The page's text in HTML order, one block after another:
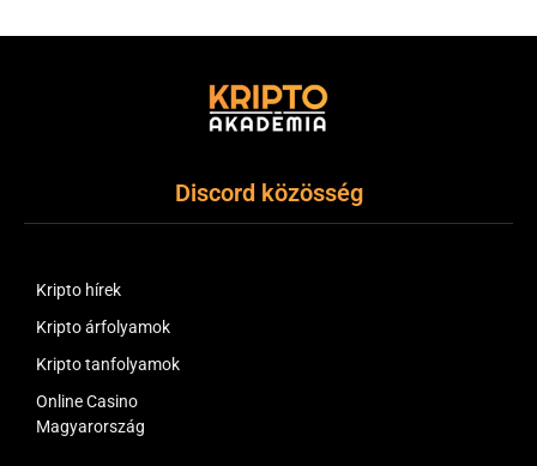
Discord közösség
Kripto hírek
Kripto árfolyamok
Kripto tanfolyamok
Online Casino
Magyarország